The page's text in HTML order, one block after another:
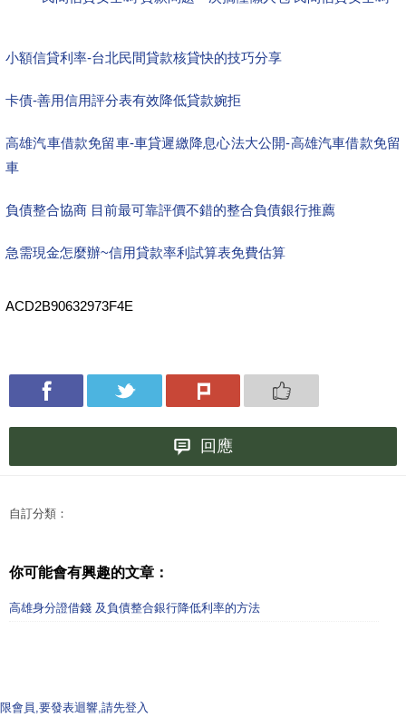
小額信貸利率-台北民間貸款核貸快的技巧分享
卡債-善用信用評分表有效降低貸款婉拒
高雄汽車借款免留車-車貸遲繳降息心法大公開-高雄汽車借款免留
車
負債整合協商 目前最可靠評價不錯的整合負債銀行推薦
急需現金怎麼辦~信用貸款率利試算表免費估算
ACD2B90632973F4E
回應
自訂分類：
你可能會有興趣的文章：
高雄身分證借錢 及負債整合銀行降低利率的方法
限會員,要發表迴響,請先登入